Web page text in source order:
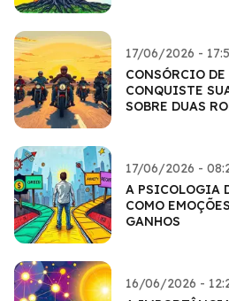
17/06/2026 -
CONSÓRCIO DE
CONQUISTE
SOBRE DUAS
17/06/2026 -
A PSICOLOGIA
COMO
GANHOS
16/06/2026 -